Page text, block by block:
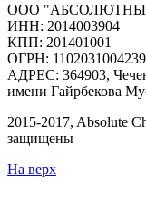
ООО
ИНН: 2014003904
КПП: 201401001
ОГРН: 1102031004239
АДРЕС: 364903,
имени Гайрбекова
2015-2017, Absolute
защищены
На верх